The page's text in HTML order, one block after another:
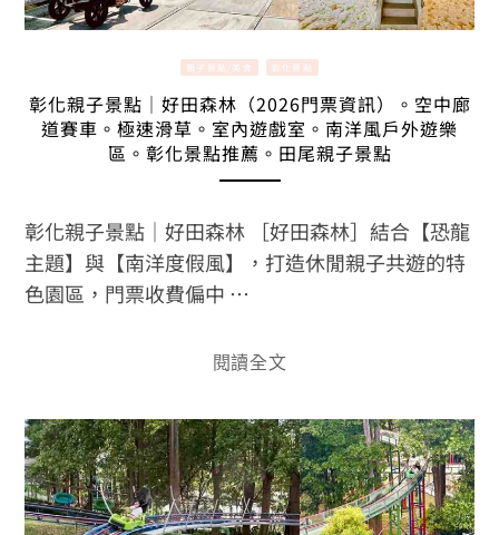
親子景點/美食 彰化景點
彰化親子景點｜好田森林（2026門票資訊）。空中廊
道賽車。極速滑草。室內遊戲室。南洋風戶外遊樂
區。彰化景點推薦。田尾親子景點
彰化親子景點｜好田森林 ［好田森林］結合【恐龍
主題】與【南洋度假風】，打造休閒親子共遊的特
色園區，門票收費偏中 …
閱讀全文